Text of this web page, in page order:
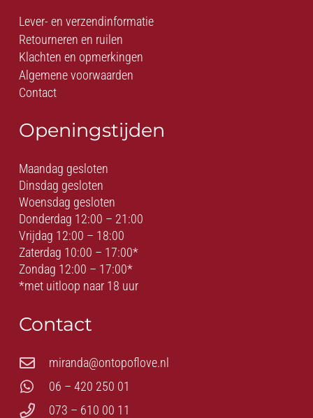
Lever- en verzendinformatie
Retourneren en ruilen
Klachten en opmerkingen
Algemene voorwaarden
Contact
Openingstijden
Maandag gesloten
Dinsdag gesloten
Woensdag gesloten
Donderdag 12:00 – 21:00
Vrijdag 12:00 – 18:00
Zaterdag 10:00 – 17:00*
Zondag 12:00 – 17:00*
*met uitloop naar 18 uur
Contact
miranda@ontopoflove.nl
06 – 420 250 01
073 – 610 00 11